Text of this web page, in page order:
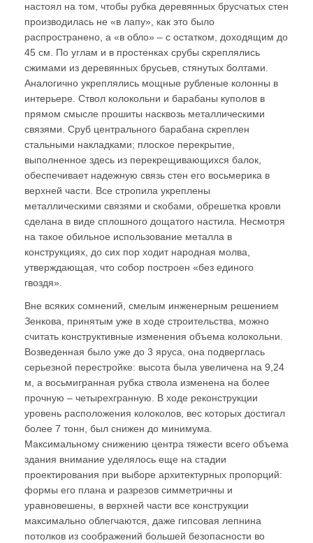
настоял на том, чтобы рубка деревянных брусчатых стен
производилась не «в лапу», как это было
распространено, а «в обло» – с остатком, доходящим до
45 см. По углам и в простенках срубы скреплялись
сжимами из деревянных брусьев, стянутых болтами.
Аналогично укреплялись мощные рубленые колонны в
интерьере. Ствол колокольни и барабаны куполов в
прямом смысле прошиты насквозь металлическими
связями. Сруб центрального барабана скреплен
стальными накладками; плоское перекрытие,
выполненное здесь из перекрещивающихся балок,
обеспечивает надежную связь стен его восьмерика в
верхней части. Все стропила укреплены
металлическими связями и скобами, обрешетка кровли
сделана в виде сплошного дощатого настила. Несмотря
на такое обильное использование металла в
конструкциях, до сих пор ходит народная молва,
утверждающая, что собор построен «без единого
гвоздя».
Вне всяких сомнений, смелым инженерным решением
Зенкова, принятым уже в ходе строительства, можно
считать конструктивные изменения объема колокольни.
Возведенная было уже до 3 яруса, она подверглась
серьезной перестройке: высота была увеличена на 9,24
м, а восьмигранная рубка ствола изменена на более
прочную – четырехгранную. В ходе реконструкции
уровень расположения колоколов, вес которых достигал
более 7 тонн, был снижен до минимума.
Максимальному снижению центра тяжести всего объема
здания внимание уделялось еще на стадии
проектирования при выборе архитектурных пропорций:
формы его плана и разрезов симметричны и
уравновешены, в верхней части все конструкции
максимально облегчаются, даже гипсовая лепнина
потолков из соображений большей безопасности во